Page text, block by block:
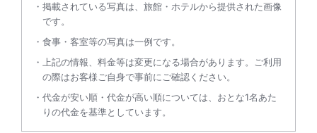
掲載されている写真は、旅館・ホテルから提供された画像
です。
食事・客室等の写真は一例です。
上記の情報、料金等は変更になる場合があります。ご利用
の際はお客様ご自身で事前にご確認ください。
代金が安い順・代金が高い順については、おとな1名あた
りの代金を基準としています。